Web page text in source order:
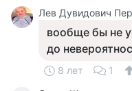
Лев Дувидович
вообще бы не
до
8 лет 1